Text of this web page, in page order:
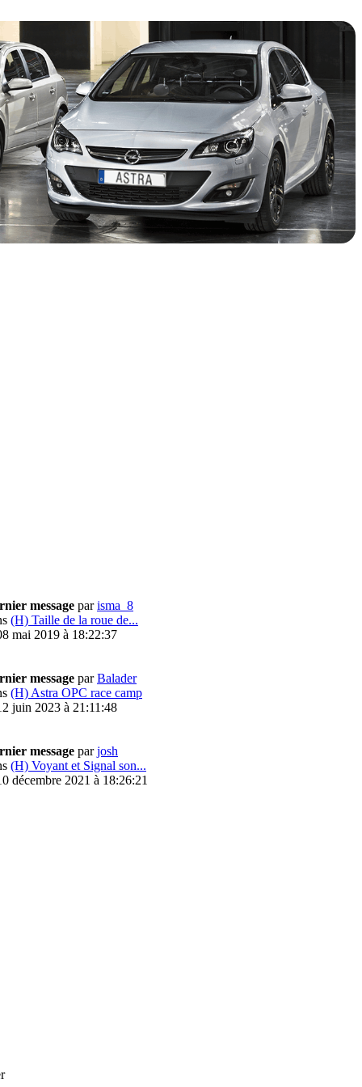
message parisma_8
(H) Taille de la roue de...
mai 2019 à 18:22:37
message parBalader
(H) Astra OPC race camp
juin 2023 à 21:11:48
message parjosh
(H) Voyant et Signal son...
décembre 2021 à 18:26:21